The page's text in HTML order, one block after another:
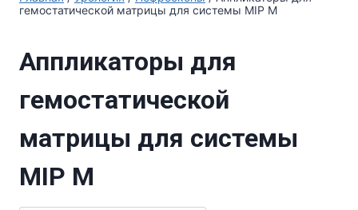
гемостатической матрицы для системы MIP M
Аппликаторы для
гемостатической
матрицы для системы
MIP M